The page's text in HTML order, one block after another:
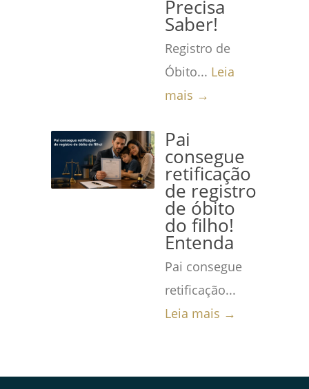
Precisa
Saber!
Registro de
Óbito... Leia
mais →
Pai
consegue
retificação
de registro
de óbito
do filho!
Entenda
Pai consegue
retificação...
Leia mais →